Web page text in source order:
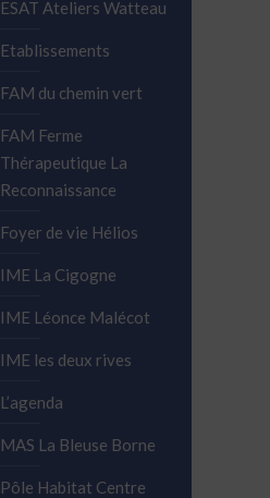
ESAT Ateliers Watteau
Etablissements
FAM du chemin vert
FAM Ferme
Thérapeutique La
Reconnaissance
Foyer de vie Hélios
IME La Cigogne
IME Léonce Malécot
IME les deux rives
L’agenda
MAS La Bleuse Borne
Pôle Habitat Centre